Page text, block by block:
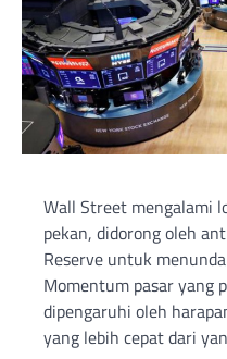
Wall Street mengalami
pekan, didorong oleh
Reserve untuk
Momentum pasar yang
dipengaruhi oleh
yang lebih cepat dari